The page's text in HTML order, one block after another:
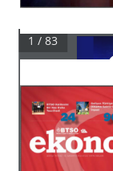
1 / 83